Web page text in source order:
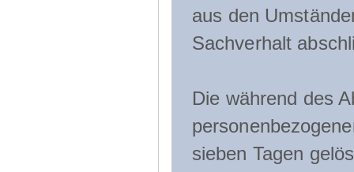
aus den
Sachverhalt
Die während des
sieben Tagen